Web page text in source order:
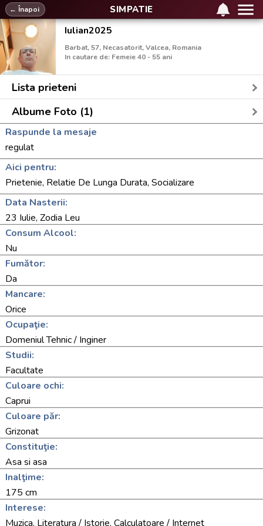
SIMPATIE
← Înapoi
Iulian2025
Barbat, 57, Necasatorit, Valcea, Romania
In cautare de: Femeie 40 - 55 ani
Lista prieteni
Albume Foto (1)
Raspunde la mesaje
regulat
Aici pentru:
Prietenie, Relatie De Lunga Durata, Socializare
Data Nasterii:
23 Iulie, Zodia Leu
Consum Alcool:
Nu
Fumător:
Da
Mancare:
Orice
Ocupaţie:
Domeniul Tehnic / Inginer
Studii:
Facultate
Culoare ochi:
Caprui
Culoare păr:
Grizonat
Constituţie:
Asa si asa
Inalţime:
175 cm
Interese:
Muzica, Literatura / Istorie, Calculatoare / Internet